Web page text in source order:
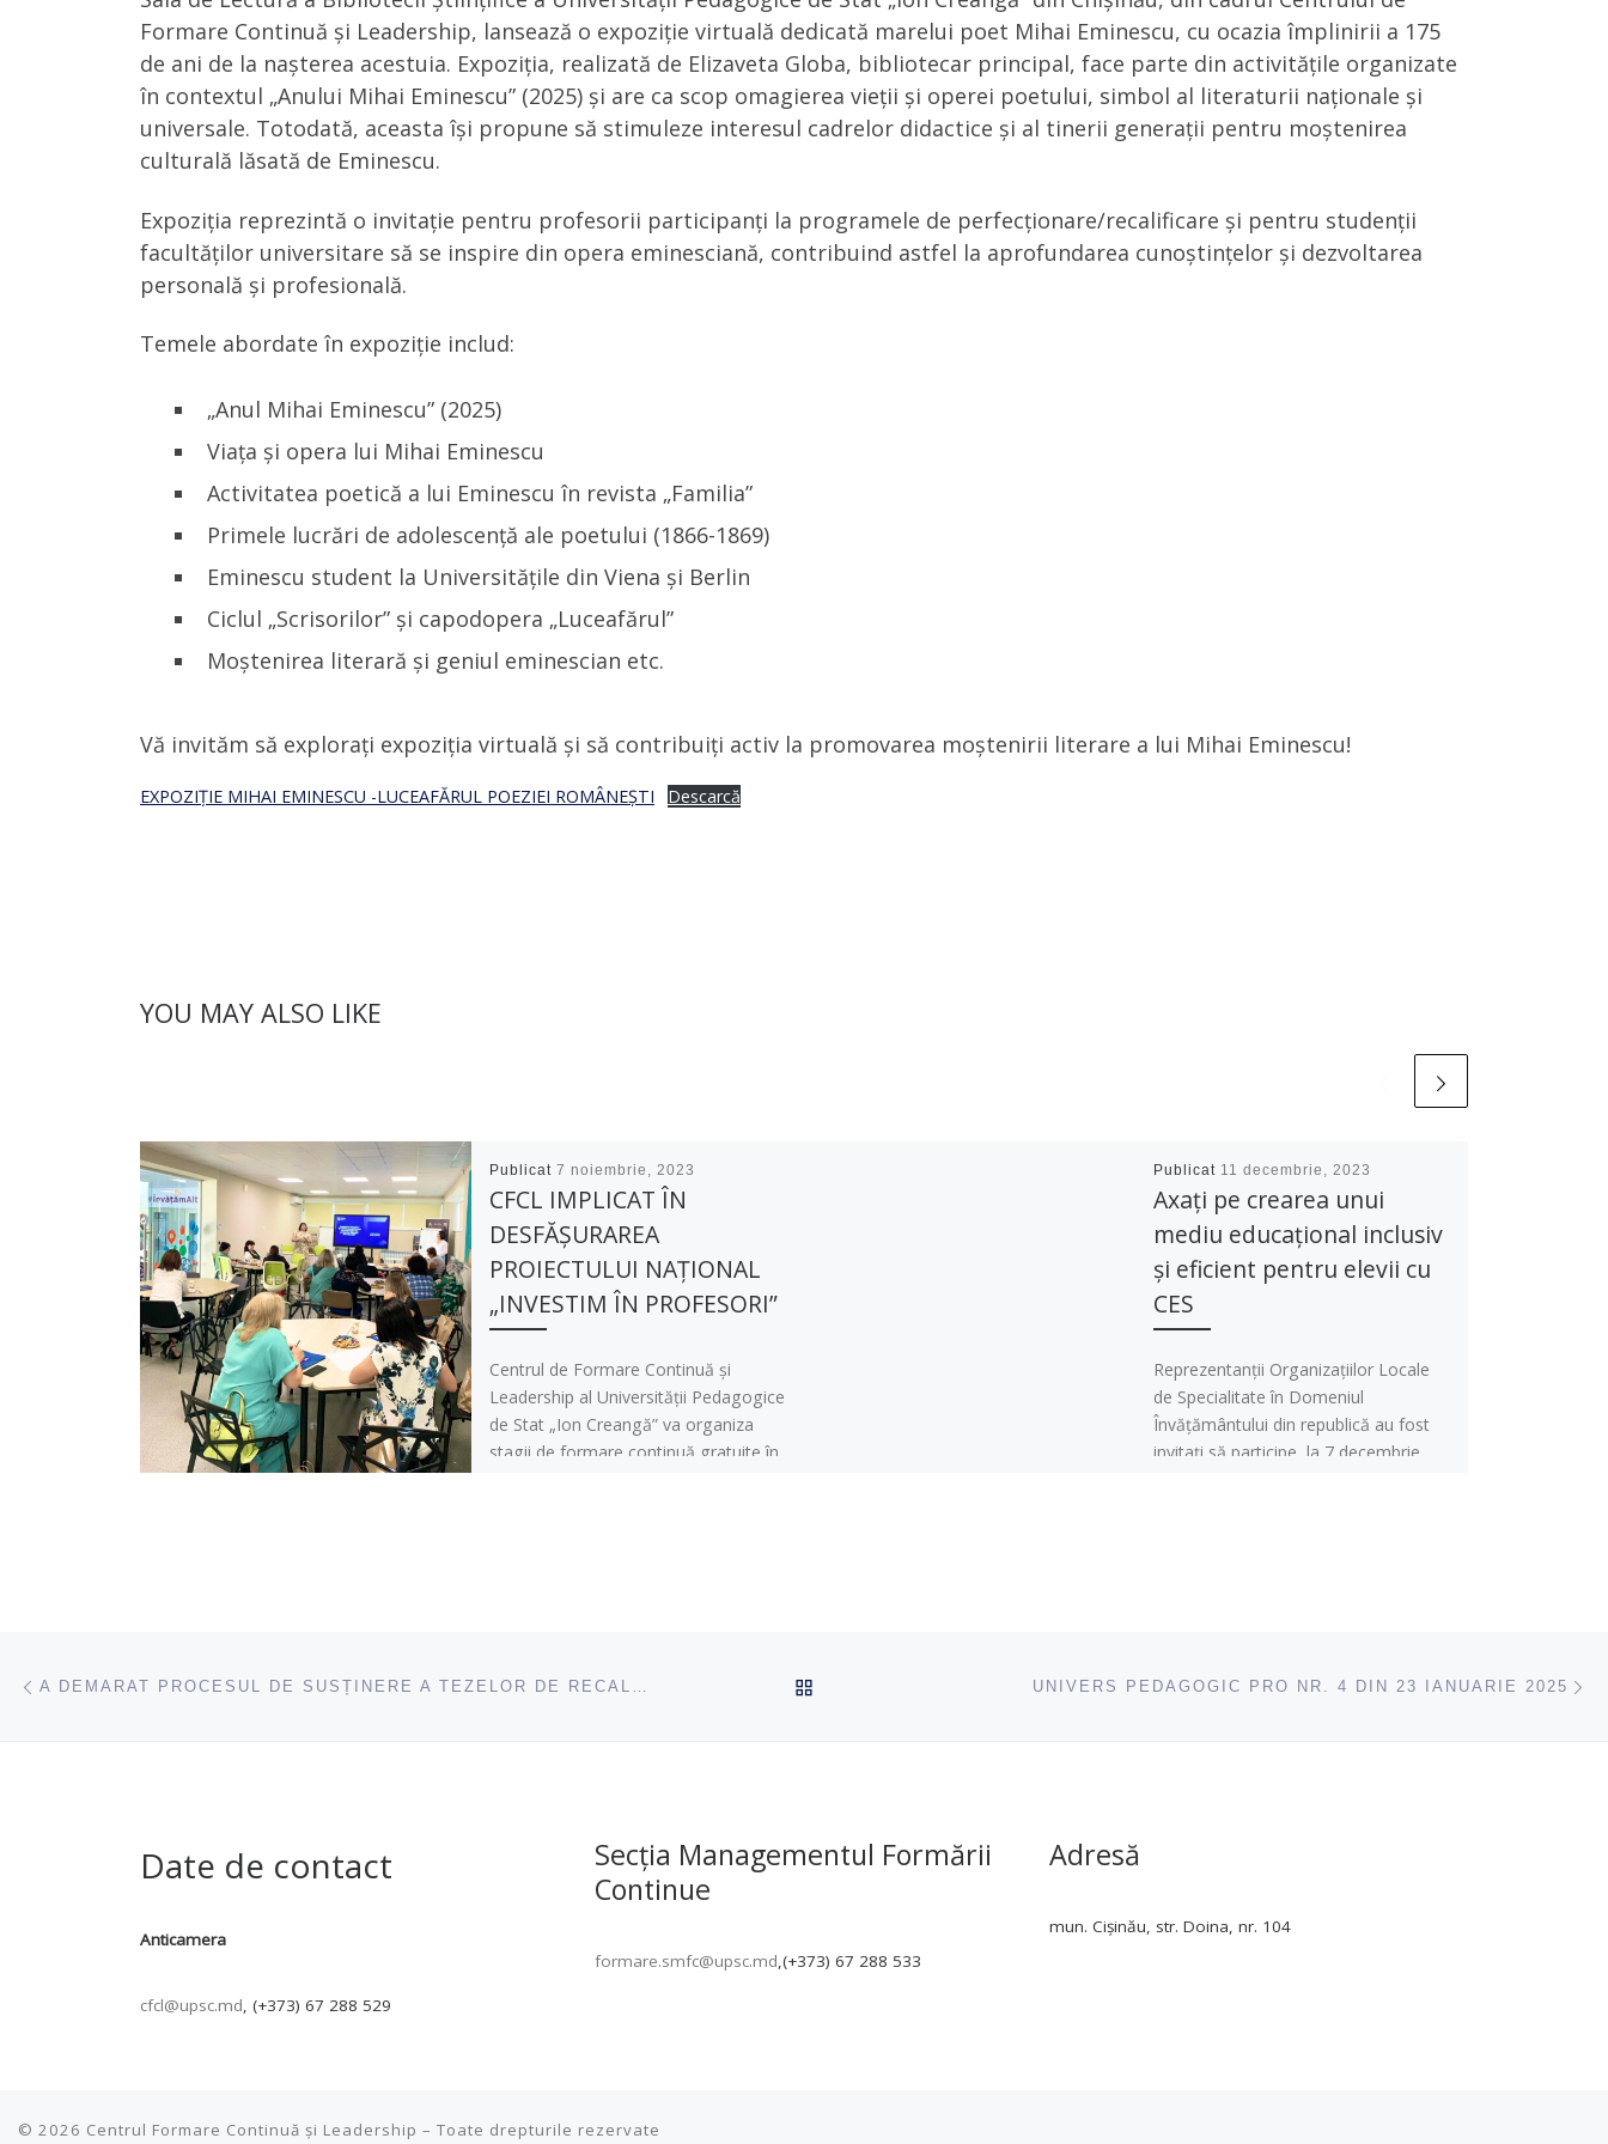
Formare Continuă și Leadership, lansează o expoziție virtuală dedicată marelui poet Mihai Eminescu, cu ocazia împlinirii a 175
de ani de la nașterea acestuia. Expoziția, realizată de Elizaveta Globa, bibliotecar principal, face parte din activitățile organizate
în contextul „Anului Mihai Eminescu” (2025) și are ca scop omagierea vieții și operei poetului, simbol al literaturii naționale și
universale. Totodată, aceasta își propune să stimuleze interesul cadrelor didactice și al tinerii generații pentru moștenirea
culturală lăsată de Eminescu.
Expoziția reprezintă o invitație pentru profesorii participanți la programele de perfecționare/recalificare și pentru studenții
facultăților universitare să se inspire din opera eminesciană, contribuind astfel la aprofundarea cunoștințelor și dezvoltarea
personală și profesională.
Temele abordate în expoziție includ:
„Anul Mihai Eminescu” (2025)
Viața și opera lui Mihai Eminescu
Activitatea poetică a lui Eminescu în revista „Familia”
Primele lucrări de adolescență ale poetului (1866-1869)
Eminescu student la Universitățile din Viena și Berlin
Ciclul „Scrisorilor” și capodopera „Luceafărul”
Moștenirea literară și geniul eminescian etc.
Vă invităm să explorați expoziția virtuală și să contribuiți activ la promovarea moștenirii literare a lui Mihai Eminescu!
EXPOZIȚIE MIHAI EMINESCU -LUCEAFĂRUL POEZIEI ROMÂNEȘTI Descarcă
YOU MAY ALSO LIKE
Publicat 7 noiembrie, 2023
CFCL IMPLICAT ÎN
DESFĂȘURAREA
PROIECTULUI NAȚIONAL
„INVESTIM ÎN PROFESORI”
Centrul de Formare Continuă și
Leadership al Universității Pedagogice
de Stat „Ion Creangă” va organiza
stagii de formare continuă gratuite în
Publicat 11 decembrie, 2023
Axați pe crearea unui
mediu educațional inclusiv
și eficient pentru elevii cu
CES
Reprezentanții Organizațiilor Locale
de Specialitate în Domeniul
Învățământului din republică au fost
invitați să participe, la 7 decembrie
Navigare articole A DEMARAT PROCESUL DE SUSȚINERE A TEZELOR DE RECALIFICARE ÎN PROGRAMUL „EDUCAȚIE PENTRU SOCIETATE” UNIVERS PEDAGOGIC PRO NR. 4 DIN 23 IANUARIE 2025
Date de contact
Anticamera
cfcl@upsc.md, (+373) 67 288 529
Secția Managementul Formării
Continue
formare.smfc@upsc.md,(+373) 67 288 533
Adresă
mun. Cișinău, str. Doina, nr. 104
© 2026 Centrul Formare Continuă și Leadership – Toate drepturile rezervate